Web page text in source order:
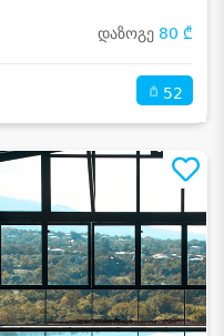
დაზოგე 80 ₾
52